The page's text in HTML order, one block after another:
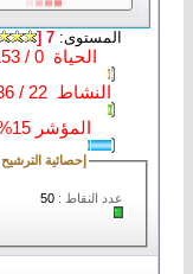
المستوى:7 [
الحياة 0 / 153
النشاط 22 / 6736
المؤشر 15%
إحصائية الترشيح
عدد النقاط :50